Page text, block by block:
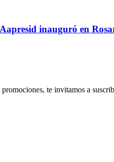
inauguró en
te invitamos a